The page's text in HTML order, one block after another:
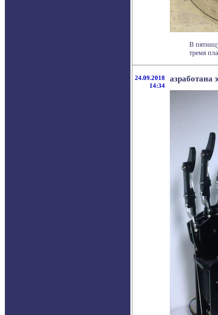
В
тремя
24.09.2018
14:34
азработана